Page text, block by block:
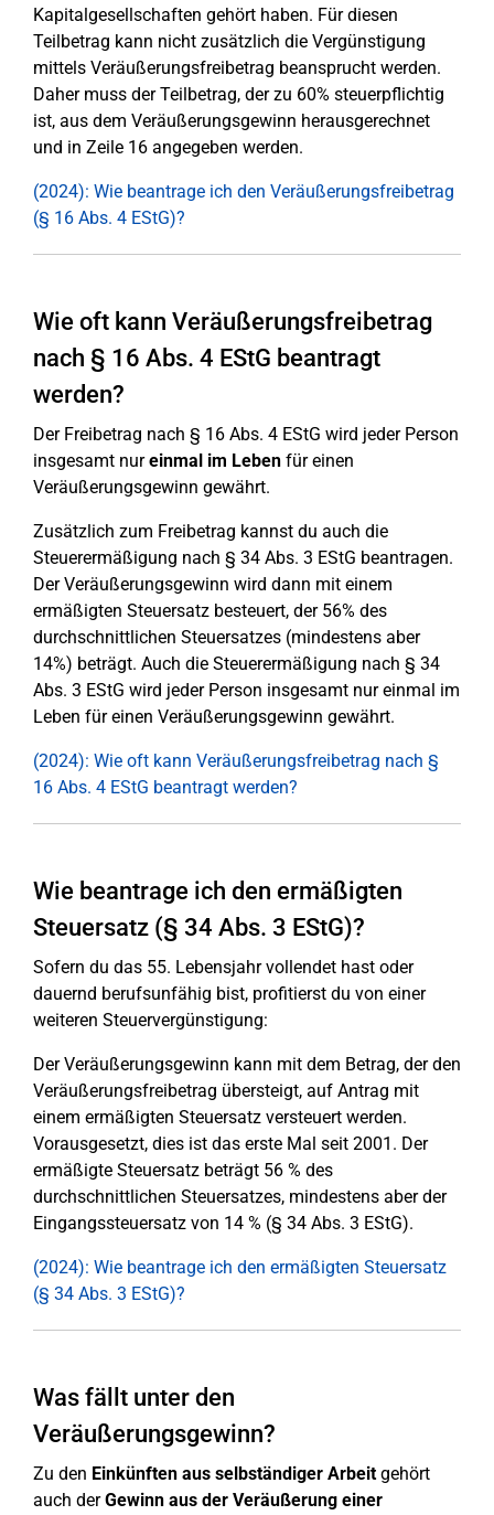
Kapitalgesellschaften gehört haben. Für diesen
Teilbetrag kann nicht zusätzlich die Vergünstigung
mittels Veräußerungsfreibetrag beansprucht werden.
Daher muss der Teilbetrag, der zu 60% steuerpflichtig
ist, aus dem Veräußerungsgewinn herausgerechnet
und in Zeile 16 angegeben werden.
(2024): Wie beantrage ich den Veräußerungsfreibetrag
(§ 16 Abs. 4 EStG)?
Wie oft kann Veräußerungsfreibetrag
nach § 16 Abs. 4 EStG beantragt
werden?
Der Freibetrag nach § 16 Abs. 4 EStG wird jeder Person
insgesamt nureinmal im Leben für einen
Veräußerungsgewinn gewährt.
Zusätzlich zum Freibetrag kannst du auch die
Steuerermäßigung nach § 34 Abs. 3 EStG beantragen.
Der Veräußerungsgewinn wird dann mit einem
ermäßigten Steuersatz besteuert, der 56% des
durchschnittlichen Steuersatzes (mindestens aber
14%) beträgt. Auch die Steuerermäßigung nach § 34
Abs. 3 EStG wird jeder Person insgesamt nur einmal im
Leben für einen Veräußerungsgewinn gewährt.
(2024): Wie oft kann Veräußerungsfreibetrag nach §
16 Abs. 4 EStG beantragt werden?
Wie beantrage ich den ermäßigten
Steuersatz (§ 34 Abs. 3 EStG)?
Sofern du das 55. Lebensjahr vollendet hast oder
dauernd berufsunfähig bist, profitierst du von einer
weiteren Steuervergünstigung:
Der Veräußerungsgewinn kann mit dem Betrag, der den
Veräußerungsfreibetrag übersteigt, auf Antrag mit
einem ermäßigten Steuersatz versteuert werden.
Vorausgesetzt, dies ist das erste Mal seit 2001. Der
ermäßigte Steuersatz beträgt 56 % des
durchschnittlichen Steuersatzes, mindestens aber der
Eingangssteuersatz von 14 % (§ 34 Abs. 3 EStG).
(2024): Wie beantrage ich den ermäßigten Steuersatz
(§ 34 Abs. 3 EStG)?
Was fällt unter den
Veräußerungsgewinn?
Zu den Einkünften aus selbständiger Arbeitgehört
auch derGewinn aus der Veräußerung einer